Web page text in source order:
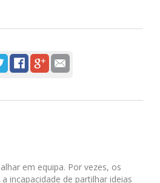
em equipa. Por vezes, os
incapacidade de partilhar ideias